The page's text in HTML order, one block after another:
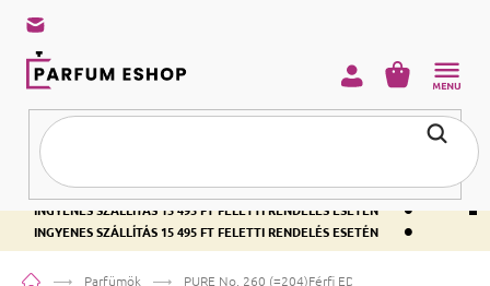
INGYENES SZÁLLÍTÁS 15 495 FT FELETTI RENDELÉS ESETÉN •
INGYENES SZÁLLÍTÁS 15 495 FT FELETTI RENDELÉS ESETÉN •
INGYENES SZÁLLÍTÁS 15 495 FT FELETTI RENDELÉS ESETÉN •
KOSÁR
KezdőlapParfümök PURE No. 260 (=204)Férfi EDP